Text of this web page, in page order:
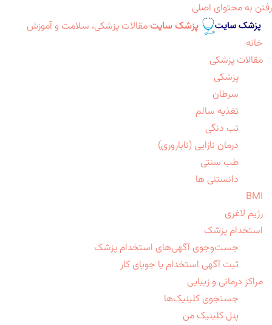
رفتن به محتوای اصلی
پزشک سایت مقالات پزشکی، سلامت و آموزش
خانه
مقالات پزشکی
پزشکی
سرطان
تغذیه سالم
تب دنگی
درمان نازایی (ناباروری)
طب سنتی
دانستنی ها
BMI
رژیم لاغری
استخدام پزشک
جست‌وجوی آگهی‌های استخدام پزشک
ثبت آگهی استخدام یا جویای کار
مراکز درمانی و زیبایی
جستجوی کلینیک‌ها
پنل کلینیک من